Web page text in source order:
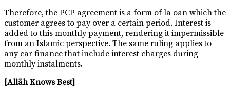
Therefore, the PCP agreement is a form of la oan which the
customer agrees to pay over a certain period. Interest is
added to this monthly payment, rendering it impermissible
from an Islamic perspective. The same ruling applies to
any car finance that include interest charges during
monthly instalments.
[Allãh Knows Best]